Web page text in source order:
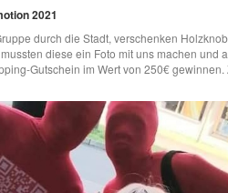
2021
durch die Stadt, verschenken
diese ein Foto mit uns machen und
Gutschein im Wert von 250€